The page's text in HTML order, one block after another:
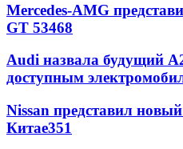
Mercedes-AMG
GT 53468
Audi назвала будущий
доступным
Nissan представил
Китае351